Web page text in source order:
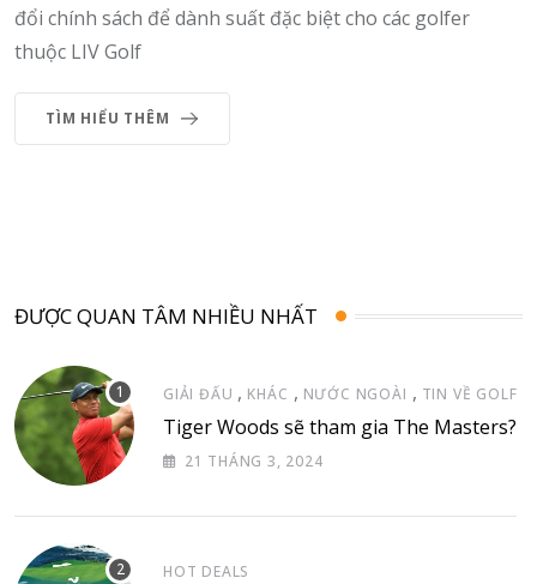
đổi chính sách để dành suất đặc biệt cho các golfer
thuộc LIV Golf
TÌM HIỂU THÊM
ĐƯỢC QUAN TÂM NHIỀU NHẤT
GIẢI ĐẤU , KHÁC , NƯỚC NGOÀI , TIN VỀ GOLF
Tiger Woods sẽ tham gia The Masters?
21 THÁNG 3, 2024
HOT DEALS